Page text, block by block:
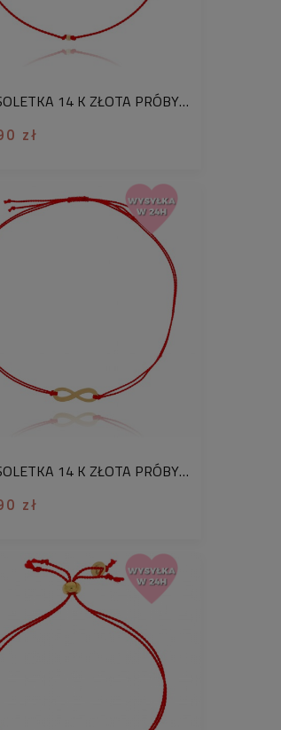
BRANSOLETKA 14 K ZŁOTA PRÓBY 585 KULECZKA CZERWONA JEDWABNA NIĆ
zł
BRANSOLETKA 14 K ZŁOTA PRÓBY 585 NIESKOŃCZONOŚĆ CZERWONA JEDWABNA NIĆ
zł